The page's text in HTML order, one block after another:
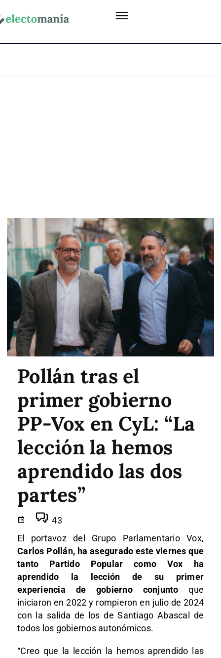
Pollán tras el
primer gobierno
PP-Vox en CyL: “La
lección la hemos
aprendido las dos
partes”
43
El portavoz del Grupo Parlamentario Vox,
Carlos Pollán, ha asegurado este viernes que
tanto Partido Popular como Vox ha
aprendido la lección de su primer
experiencia de gobierno conjunto que
iniciaron en 2022 y rompieron en julio de 2024
con la salida de los de Santiago Abascal de
todos los gobiernos autonómicos.
“Creo que la lección la hemos aprendido las